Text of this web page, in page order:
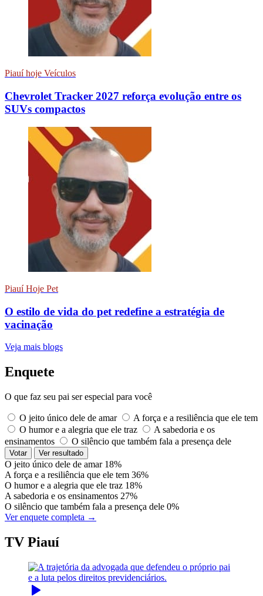
Piauí hoje Veículos
Chevrolet Tracker 2027 reforça evolução entre os
SUVs compactos
Piauí Hoje Pet
O estilo de vida do pet redefine a estratégia de
vacinação
Veja mais blogs
Enquete
O que faz seu pai ser especial para você
O jeito único dele de amar
A força e a resiliência que ele tem
O humor e a alegria que ele traz
A sabedoria e os
ensinamentos
O silêncio que também fala a presença dele
Votar Ver resultado
O jeito único dele de amar 18%
A força e a resiliência que ele tem 36%
O humor e a alegria que ele traz 18%
A sabedoria e os ensinamentos 27%
O silêncio que também fala a presença dele 0%
Ver enquete completa →
TV Piauí